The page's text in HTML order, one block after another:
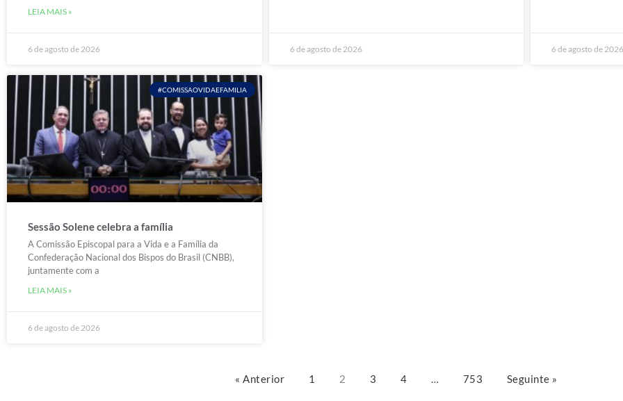
LEIA MAIS »
6 de agosto de 2026 6 de agosto de 2026 6 de agosto de
#COMISSAOVIDAEFAMILIA
Sessão Solene celebra a família
A Comissão Episcopal para a Vida e a Família da
Confederação Nacional dos Bispos do Brasil (CNBB),
juntamente com a
LEIA MAIS »
6 de agosto de 2026
« Anterior 1 2 3 4 … 753 Seguinte »